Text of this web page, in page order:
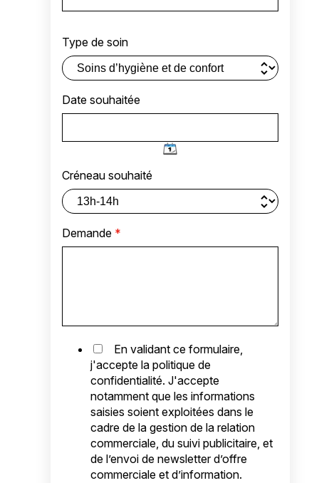
Type de soin
Date souhaitée
Créneau souhaité
Demande *
En validant ce formulaire,
j'accepte la politique de
confidentialité. J'accepte
notamment que les informations
saisies soient exploitées dans le
cadre de la gestion de la relation
commerciale, du suivi publicitaire, et
de l’envoi de newsletter d’offre
commerciale et d’information.